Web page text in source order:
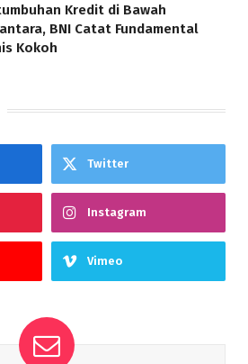
Kredit di Bawah
BNI Catat Fundamental
Kokoh
Twitter
Instagram
Vimeo